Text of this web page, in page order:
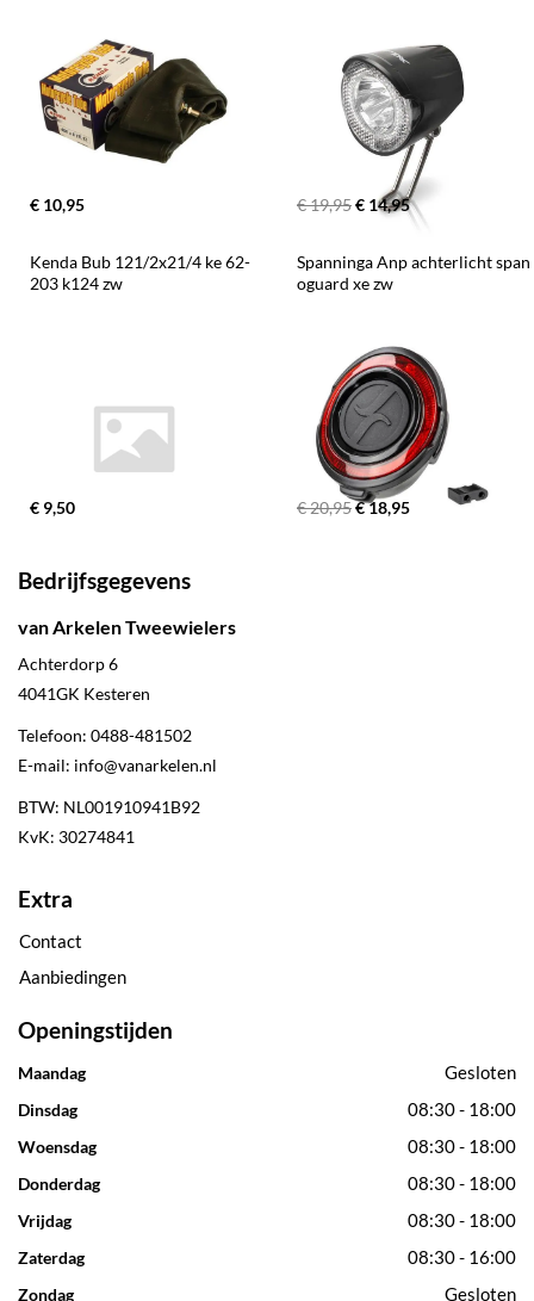
€ 10,95 € 19,95€ 14,95
Kenda Bub 121/2x21/4 ke 62-
203 k124 zw
€ 9,50
Spanninga Anp achterlicht span
oguard xe zw
€ 20,95€ 18,95
Bedrijfsgegevens
van Arkelen Tweewielers
Achterdorp 6
4041GK Kesteren
Telefoon: 0488-481502
E-mail: info@vanarkelen.nl
BTW: NL001910941B92
KvK: 30274841
Extra
Contact
Aanbiedingen
Openingstijden
Maandag Gesloten
Dinsdag 08:30 - 18:00
Woensdag 08:30 - 18:00
Donderdag 08:30 - 18:00
Vrijdag 08:30 - 18:00
Zaterdag 08:30 - 16:00
Zondag Gesloten